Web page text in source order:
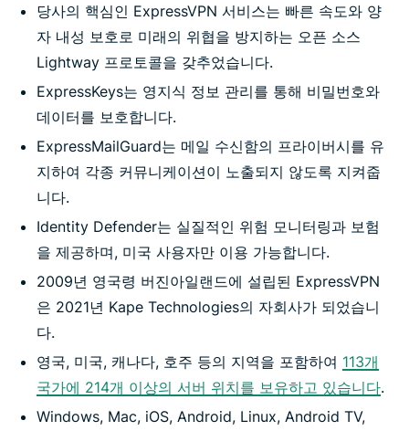
당사의 핵심인 ExpressVPN 서비스는 빠른 속도와 양
자 내성 보호로 미래의 위협을 방지하는 오픈 소스
Lightway 프로토콜을 갖추었습니다.
ExpressKeys는 영지식 정보 관리를 통해 비밀번호와
데이터를 보호합니다.
ExpressMailGuard는 메일 수신함의 프라이버시를 유
지하여 각종 커뮤니케이션이 노출되지 않도록 지켜줍
니다.
Identity Defender는 실질적인 위험 모니터링과 보험
을 제공하며, 미국 사용자만 이용 가능합니다.
2009년 영국령 버진아일랜드에 설립된 ExpressVPN
은 2021년 Kape Technologies의 자회사가 되었습니
다.
영국, 미국, 캐나다, 호주 등의 지역을 포함하여 113개
국가에 214개 이상의 서버 위치를 보유하고 있습니다.
Windows, Mac, iOS, Android, Linux, Android TV,